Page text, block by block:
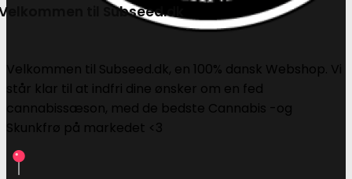
til Subseed.dk
Velkommen til Subseed.dk, en 100% dansk Webshop. Vi
står klar til at indfri dine ønsker om en fed
cannabissæson, med de bedste Cannabis -og
Skunkfrø på markedet <3